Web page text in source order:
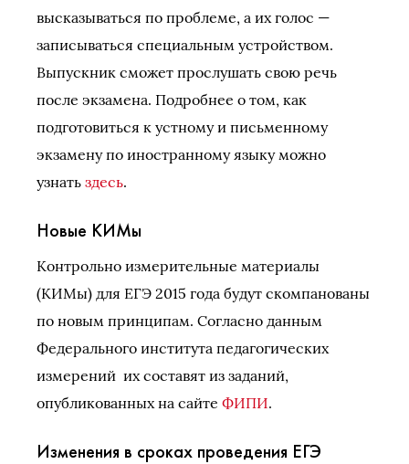
высказываться по проблеме, а их голос —
записываться специальным устройством.
Выпускник сможет прослушать свою речь
после экзамена. Подробнее о том, как
подготовиться к устному и письменному
экзамену по иностранному языку можно
узнать здесь.
Новые КИМы
Контрольно измерительные материалы
(КИМы) для ЕГЭ 2015 года будут скомпанованы
по новым принципам. Согласно данным
Федерального института педагогических
измерений их составят из заданий,
опубликованных на сайте ФИПИ.
Изменения в сроках проведения ЕГЭ